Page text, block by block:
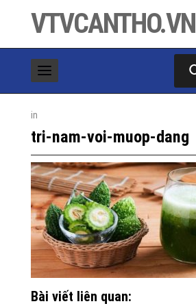
VTVCANTHO.VN
in
tri-nam-voi-muop-dang
Bài viết liên quan: